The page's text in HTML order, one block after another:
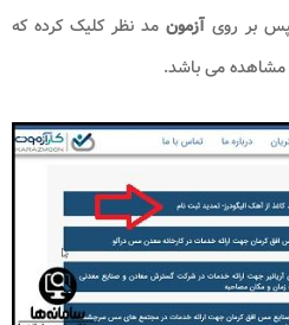
بر روی آزمون مد نظر کلیک کرده که
مشاهده می باشد.